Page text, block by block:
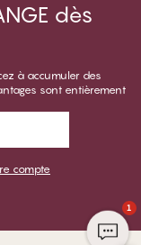
dès
à accumuler des
sont entièrement
compte
1